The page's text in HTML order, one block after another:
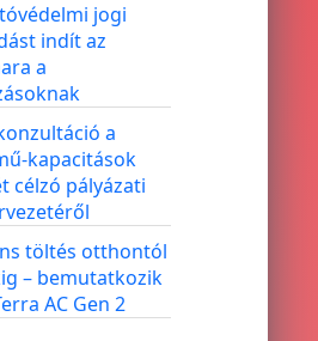
jogi
indít az
a
a
kapacitások
célzó pályázati
töltés otthontól
– bemutatkozik
AC Gen 2